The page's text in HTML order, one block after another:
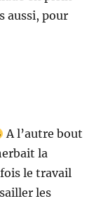
aussi, pour
A l’autre bout
la
le travail
les